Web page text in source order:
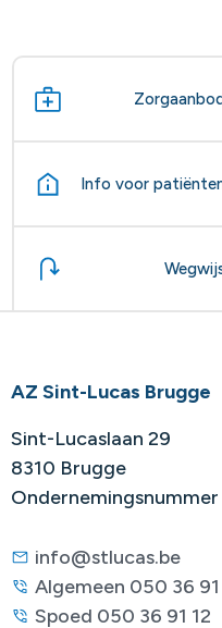
Info voor
AZ Sint-Lucas Brugge
Sint-Lucaslaan 29
8310 Brugge
info@stlucas.be
Algemeen 050 36 91
Spoed 050 36 91 12